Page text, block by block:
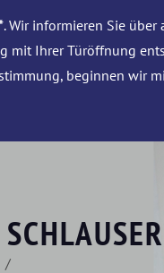
. Wir informieren Sie über
mit Ihrer Türöffnung
beginnen wir